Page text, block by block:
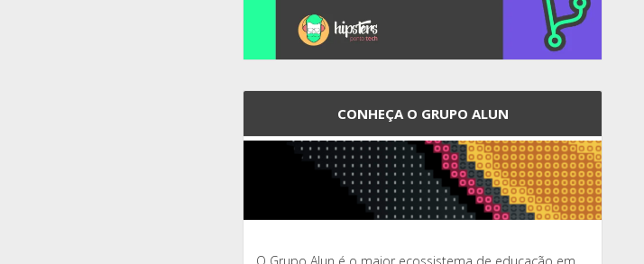
CONHEÇA O GRUPO ALUN
O Grupo Alun é o maior ecossistema de educação em